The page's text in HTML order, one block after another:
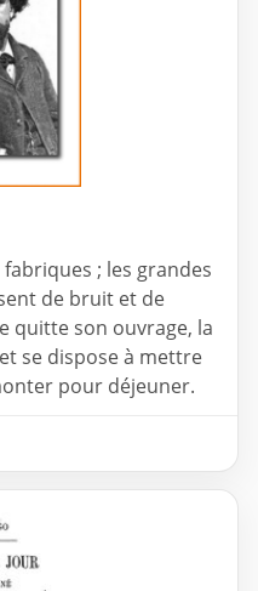
; les grandes
de bruit et de
quitte son ouvrage, la
se dispose à mettre
pour déjeuner.